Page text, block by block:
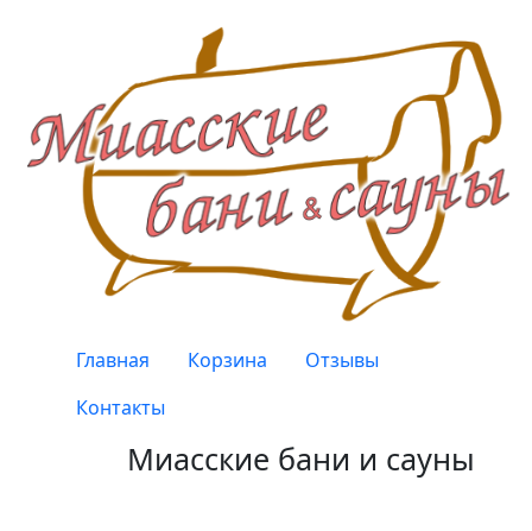
Верхнее меню
Главная Корзина
Отзывы
Контакты
Миасские бани и сауны